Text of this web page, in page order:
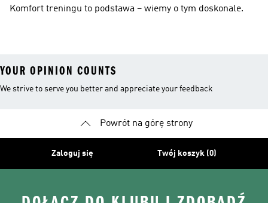
Komfort treningu to podstawa – wiemy o tym doskonale.
YOUR OPINION COUNTS
We strive to serve you better and appreciate your feedback
Powrót na górę strony
Zaloguj się Twój koszyk (0)